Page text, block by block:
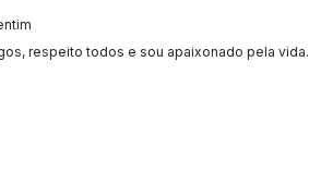
respeito todos e sou apaixonado pela vida.